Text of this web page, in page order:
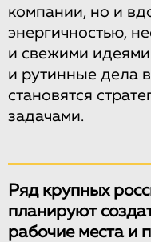
компании, но и
энергичностью,
и свежими
и рутинные дела
становятся
задачами.
Ряд крупных
планируют
рабочие места и